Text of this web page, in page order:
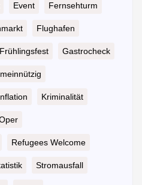
Event Fernsehturm
Flughafen
Frühlingsfest Gastrocheck
Kriminalität
Refugees Welcome
Stromausfall